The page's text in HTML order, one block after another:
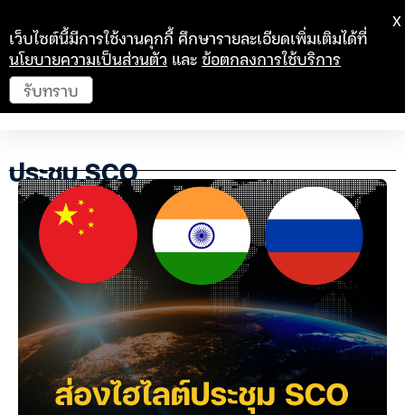
ประชุม SCO
เว็บไซต์นี้มีการใช้งานคุกกี้ ศึกษารายละเอียดเพิ่มเติมได้ที่
นโยบายความเป็นส่วนตัว และข้อตกลงการใช้บริการ
รับทราบ
X